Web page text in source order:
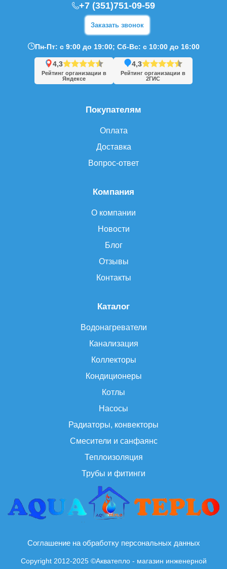
Каталог
Водонагреватели
Канализация
Коллекторы
Кондиционеры
Котлы
Насосы
Радиаторы, конвекторы
Смесители и санфаянс
Теплоизоляция
Трубы и фитинги
Компания
О компании
Новости
Блог
Отзывы
Контакты
Покупателям
Оплата
Доставка
Вопрос-ответ
+7 (351)751-09-59
Заказать звонок
Пн-Пт: с 9:00 до 19:00; Сб-Вс: с 10:00 до 16:00
4,3
Рейтинг организации в
Яндексе
4,3
Рейтинг организации в
2ГИС
Соглашение на обработку персональных данных
Copyright 2012-2025 ©Акватепло - магазин инженерной